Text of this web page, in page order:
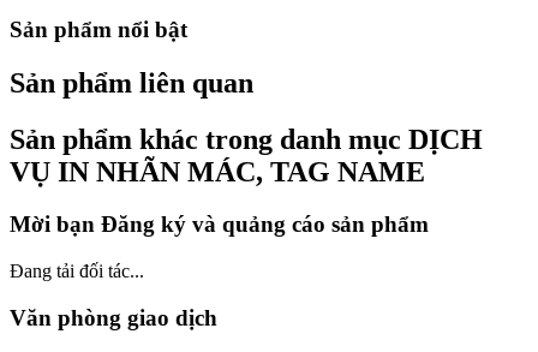
Sản phẩm nổi bật
Sản phẩm liên quan
Sản phẩm khác trong danh mục DỊCH
VỤ IN NHÃN MÁC, TAG NAME
Mời bạn Đăng ký và quảng cáo sản phẩm
Đang tải đối tác...
Văn phòng giao dịch